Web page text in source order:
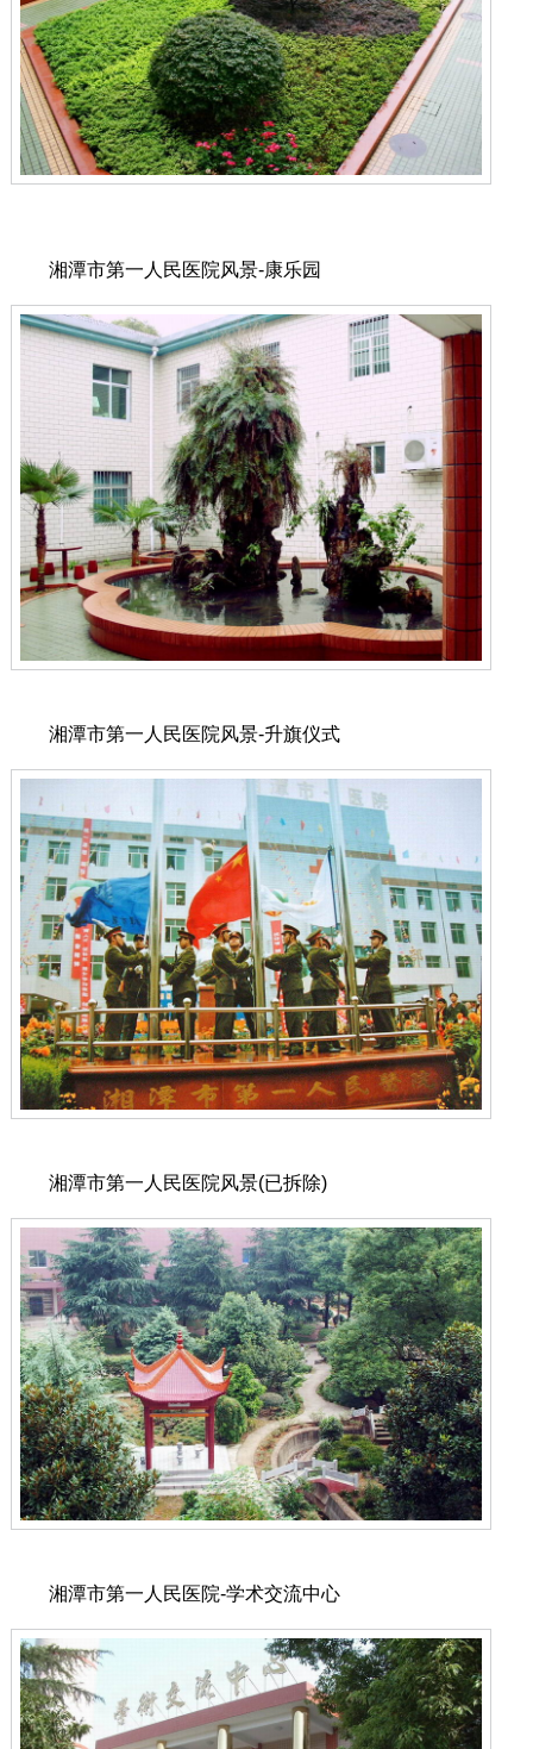
湘潭市第一人民医院风景-康乐园
湘潭市第一人民医院风景-升旗仪式
湘潭市第一人民医院风景(已拆除)
湘潭市第一人民医院-学术交流中心